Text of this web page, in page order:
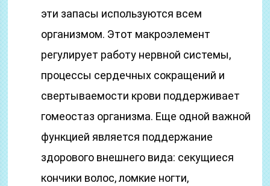
эти запасы используются всем
организмом. Этот макроэлемент
регулирует работу нервной системы,
процессы сердечных сокращений и
свертываемости крови поддерживает
гомеостаз организма. Еще одной важной
функцией является поддержание
здорового внешнего вида: секущиеся
кончики волос, ломкие ногти,